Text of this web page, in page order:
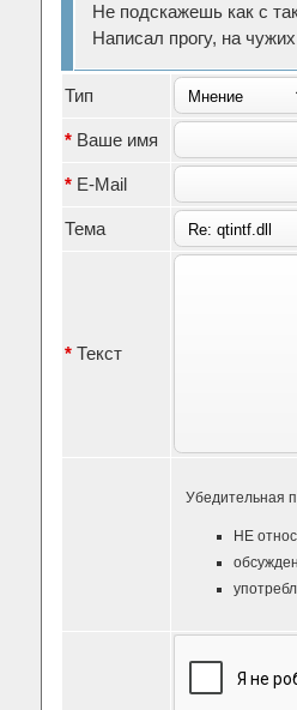
Не подскажешь как с
Написал прогу, на
Тип
* Ваше имя
* E-Mail
Тема
* Текст
Убедительная
НЕ